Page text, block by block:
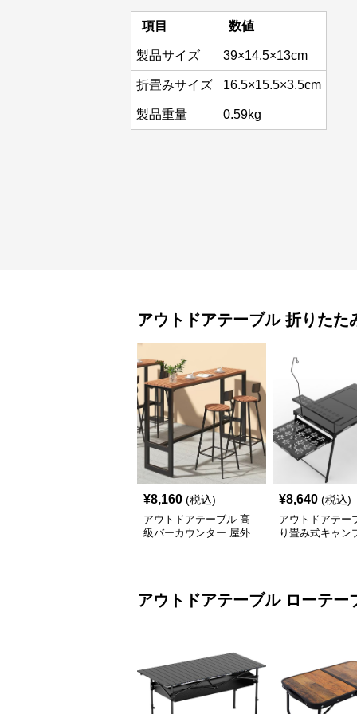
項目 数値
製品サイズ 39×14.5×13cm
折畳みサイズ 16.5×15.5×3.5cm
製品重量 0.59kg
アウトドアテーブル 折りたた
¥8,160 (税込)
アウトドアテーブル 高
級バーカウンター 屋外
¥8,640 (税込)
アウトドアテー
り畳み式キャン
アウトドアテーブル ローテー